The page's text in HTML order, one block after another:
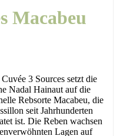
Macabeu
3 Sources setzt die
Nadal Hainaut auf die
Rebsorte Macabeu, die
seit Jahrhunderten
ist. Die Reben wachsen
Lagen auf